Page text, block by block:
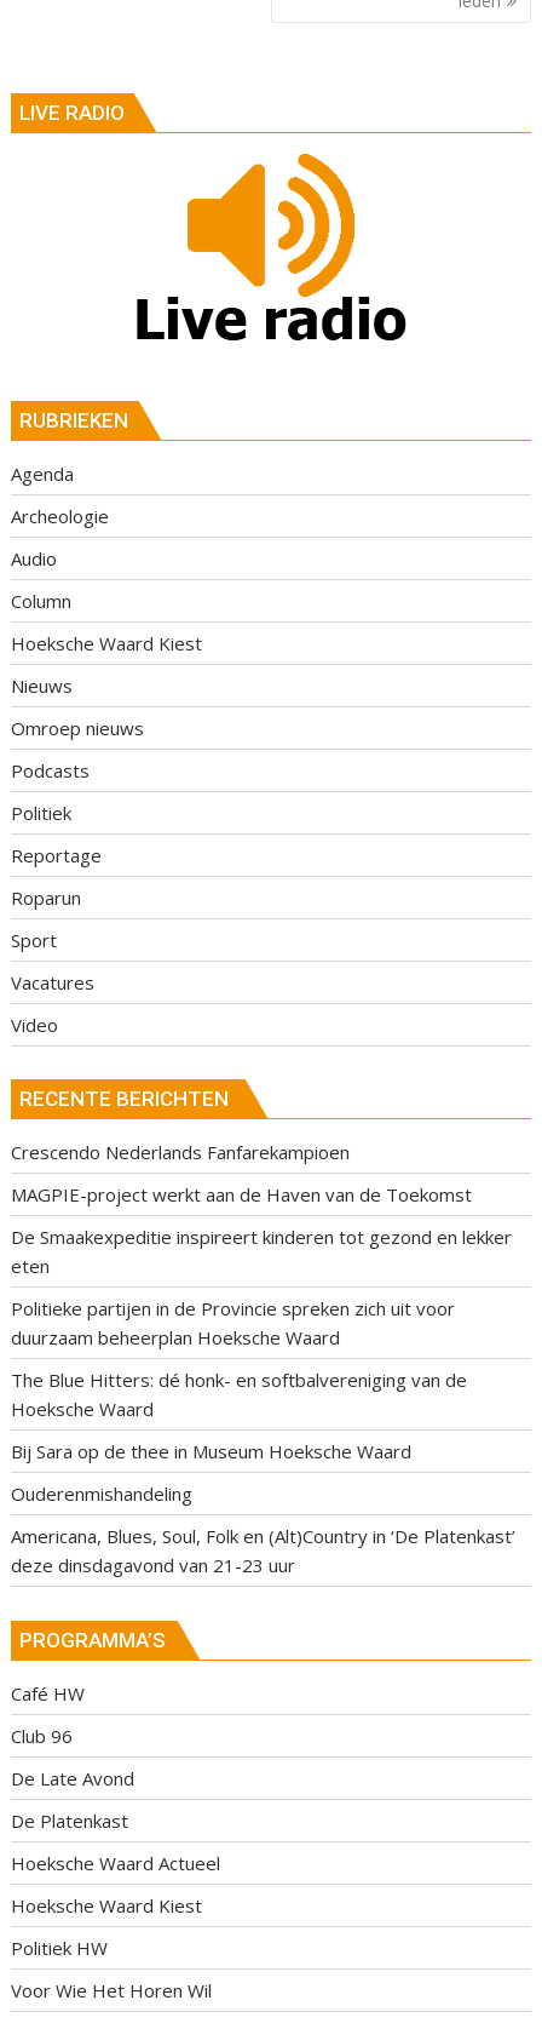
LIVE RADIO
RUBRIEKEN
Agenda
Archeologie
Audio
Column
Hoeksche Waard Kiest
Nieuws
Omroep nieuws
Podcasts
Politiek
Reportage
Roparun
Sport
Vacatures
Video
RECENTE BERICHTEN
Crescendo Nederlands Fanfarekampioen
MAGPIE-project werkt aan de Haven van de Toekomst
De Smaakexpeditie inspireert kinderen tot gezond en lekker
eten
Politieke partijen in de Provincie spreken zich uit voor
duurzaam beheerplan Hoeksche Waard
The Blue Hitters: dé honk- en softbalvereniging van de
Hoeksche Waard
Bij Sara op de thee in Museum Hoeksche Waard
Ouderenmishandeling
Americana, Blues, Soul, Folk en (Alt)Country in ‘De Platenkast’
deze dinsdagavond van 21-23 uur
PROGRAMMA’S
Café HW
Club 96
De Late Avond
De Platenkast
Hoeksche Waard Actueel
Hoeksche Waard Kiest
Politiek HW
Voor Wie Het Horen Wil